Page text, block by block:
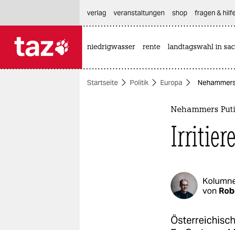
themen
verlag
veranstaltungen shop fragen &
niedrigwasser rente landtagswahl in
Startseite Politik Europa
Nehammers
von